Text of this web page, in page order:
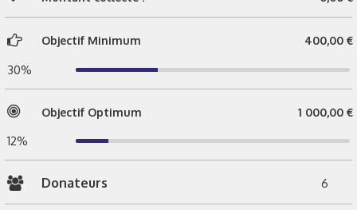
Objectif Minimum 400,00 €
30%
Objectif Optimum 1 000,00 €
12%
Donateurs 6